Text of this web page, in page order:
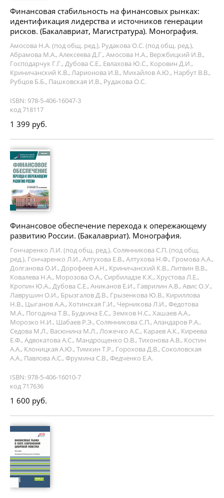
Финансовая стабильность на финансовых рынках:
идентификация лидерства и источников генерации
рисков. (Бакалавриат, Магистратура). Монография.
Амосова Н.А. (под общ. ред.), Рудакова О.С. (под общ. ред.),
Абрамова М.А., Алексеева Д.Г., Амосова Н.А., Вержбицкий И.В.,
Господарчук Г.Г., Дубова С.Е., Евлахова Ю.С., Коровин Д.И.,
Криничанский К.В., Ларионова И.В., Михайлов А.Ю., Нарбут В.В.,
Рубцов Б.Б., Пашковская И.В., Рудакова О.С.
ISBN: 978-5-406-16047-3
код 718117
1 399 руб.
Финансовое обеспечение перехода к опережающему
развитию России. (Бакалавриат). Монография.
Гончаренко Л.И. (под общ. ред.), Солянникова С.П. (под общ.
ред.), Гончаренко Л.И., Алтухова Е.В., Алтухова Н.Ф., Громова А.А.,
Долганова О.И., Дорофеев А.Н., Криничанский К.В., Литвин В.В.,
Ковалева Н.А., Морозова О.А., Сирбиладзе К.К., Хрустова Л.Е.,
Кропин Ю.А., Дубова С.Е., Аниканов Е.И., Гаврилин А.В., Авис О.У.,
Лаврушин О.И., Брызгалов Д.В., Грызенкова Ю.В., Кириллова
Н.В., Цыганов А.А., Хотинская Г.И., Черникова Л.И., Федотова
М.А., Погодина Т.В., Будкина Е.С., Земков Н.С., Хашаев А.А.,
Морозко Н.И., Шабаев Р.Э., Солянникова С.П., Аландаров Р.А.,
Седова М.Л., Васюнина М.Л., Ложечко А.С., Караев А.К., Киреева
Е.Ф., Адвокатова А.С., Мандрощенко О.В., Тихонова А.В., Костин
А.А., Клоницкая А.Ю., Тимкин Т.Р., Горохова Д.В., Соколовская
А.А., Павлова А.С., Фрумина С.В., Федченко Е.А.
ISBN: 978-5-406-16010-7
код 717636
1 600 руб.